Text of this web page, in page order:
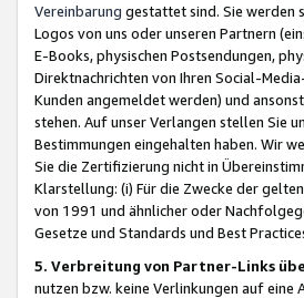
Vereinbarung gestattet sind. Sie werden
Logos von uns oder unseren Partnern
E-Books, physischen Postsendungen,
Direktnachrichten von Ihren Social-
Kunden angemeldet werden) und
stehen. Auf unser Verlangen stellen Sie
Bestimmungen eingehalten haben. Wir
Sie die Zertifizierung nicht in
Klarstellung: (i) Für die Zwecke der
von 1991 und ähnlicher oder
Gesetze und Standards und Best
5. Verbreitung von Partner-Links
nutzen bzw. keine Verlinkungen auf